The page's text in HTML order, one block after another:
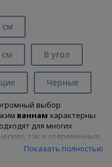
см
см В угол
Черные
выбор
ваннам характерны
для многих
так и современных.
магазина представлен
Показать полностью